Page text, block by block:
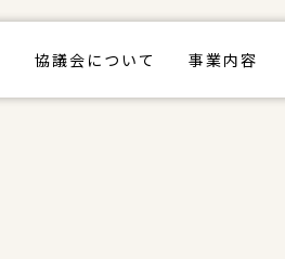
協議会について 事業内容